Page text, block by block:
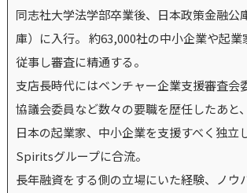
同志社大学法学部卒業後、日本政策金融公
庫）に入行。 約63,000社の中小企業や起
従事し審査に精通する。
支店長時代にはベンチャー企業支援審査会
協議会委員など数々の要職を歴任したあと
日本の起業家、中小企業を支援すべく独立
Spiritsグループに合流。
長年融資をする側の立場にいた経験、ノウ